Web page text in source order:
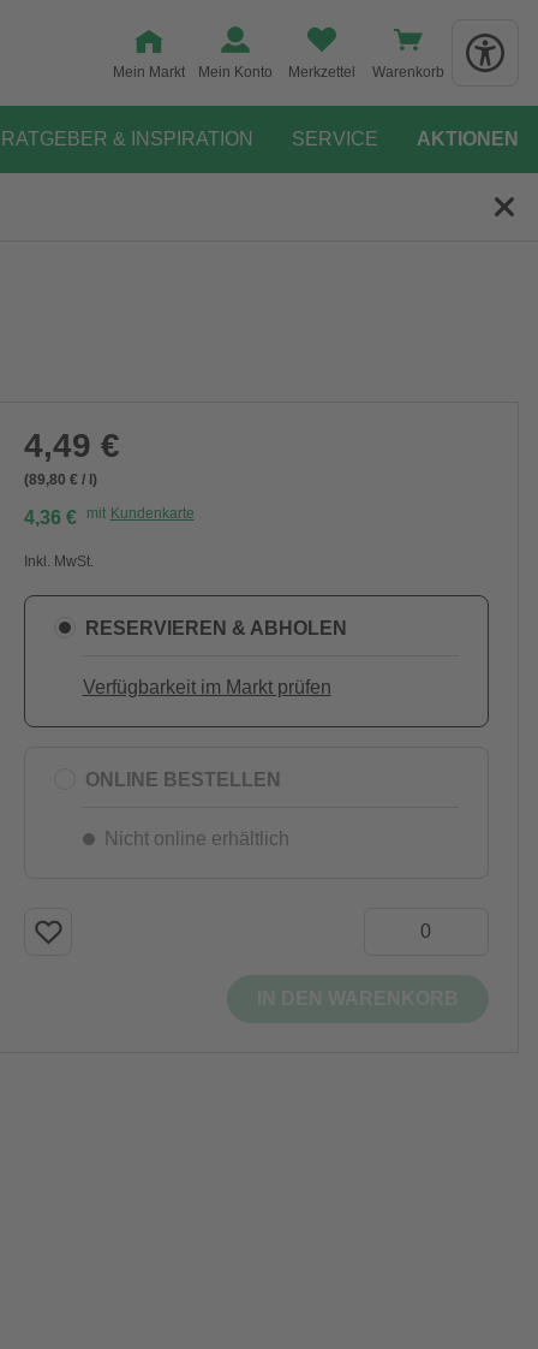
Mein Markt Mein Konto Merkzettel Warenkorb
RATGEBER & INSPIRATION SERVICE AKTIONEN
4,49 €
(89,80 € / l)
4,36 € mit Kundenkarte
Inkl. MwSt.
RESERVIEREN & ABHOLEN
Verfügbarkeit im Markt prüfen
ONLINE BESTELLEN
Nicht online erhältlich